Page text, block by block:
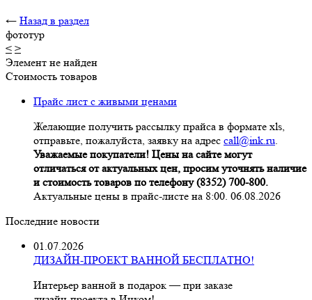
← Назад в раздел
фототур
< >
Элемент не найден
Стоимость товаров
Прайс лист с живыми ценами
Желающие получить рассылку прайса в формате xls,
отправьте, пожалуйста, заявку на адрес call@ink.ru.
Уважаемые покупатели! Цены на сайте могут
отличаться от актуальных цен, просим уточнять наличие
и стоимость товаров по телефону (8352) 700-800.
Актуальные цены в прайс-листе на 8:00. 06.08.2026
Последние новости
01.07.2026
ДИЗАЙН-ПРОЕКТ ВАННОЙ БЕСПЛАТНО!
Интерьер ванной в подарок — при заказе